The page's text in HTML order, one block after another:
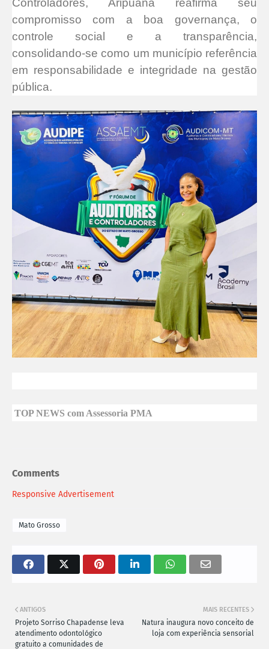
compromisso com a boa governança, o
controle social e a transparência,
consolidando-se como um município referência
em responsabilidade e integridade na gestão
pública.
TOP NEWS com Assessoria PMA
Comments
Responsive Advertisement
Mato Grosso
MAIS RECENTES
Natura inaugura novo conceito de
loja com experiência sensorial
ANTIGOS
Projeto Sorriso Chapadense leva
atendimento odontológico
gratuito a comunidades de